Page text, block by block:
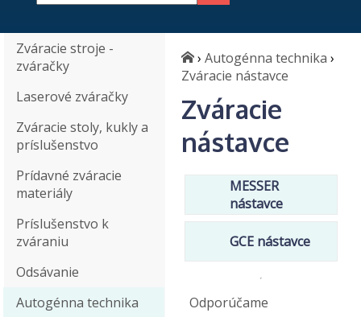
Zváracie stroje -
zváračky
Laserové zváračky
Zváracie stoly, kukly a
príslušenstvo
Prídavné zváracie
materiály
Príslušenstvo k
zváraniu
Odsávanie
Autogénna technika
› Autogénna technika ›
Zváracie nástavce
Zváracie
nástavce
MESSER
nástavce
GCE nástavce
Odporúčame